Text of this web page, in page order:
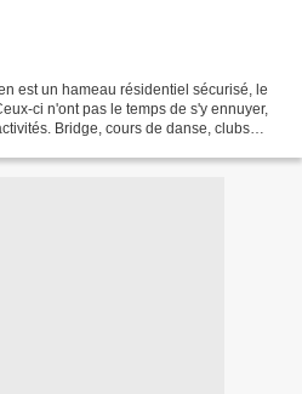
est un hameau résidentiel sécurisé, le
ci n'ont pas le temps de s'y ennuyer,
Bridge, cours de danse, clubs